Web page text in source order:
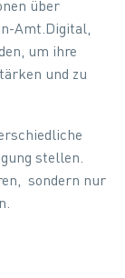
über
Amt.Digital,
um ihre
und zu
stellen.
sondern nur